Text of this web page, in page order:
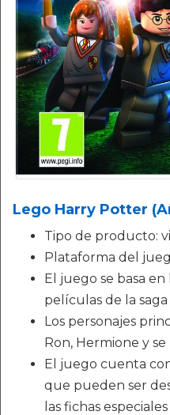
Lego Harry Potter
Tipo de producto:
Plataforma del
El juego se basa
películas de la
Los personajes
Ron, Hermione y
El juego cuenta
que pueden ser
las fichas